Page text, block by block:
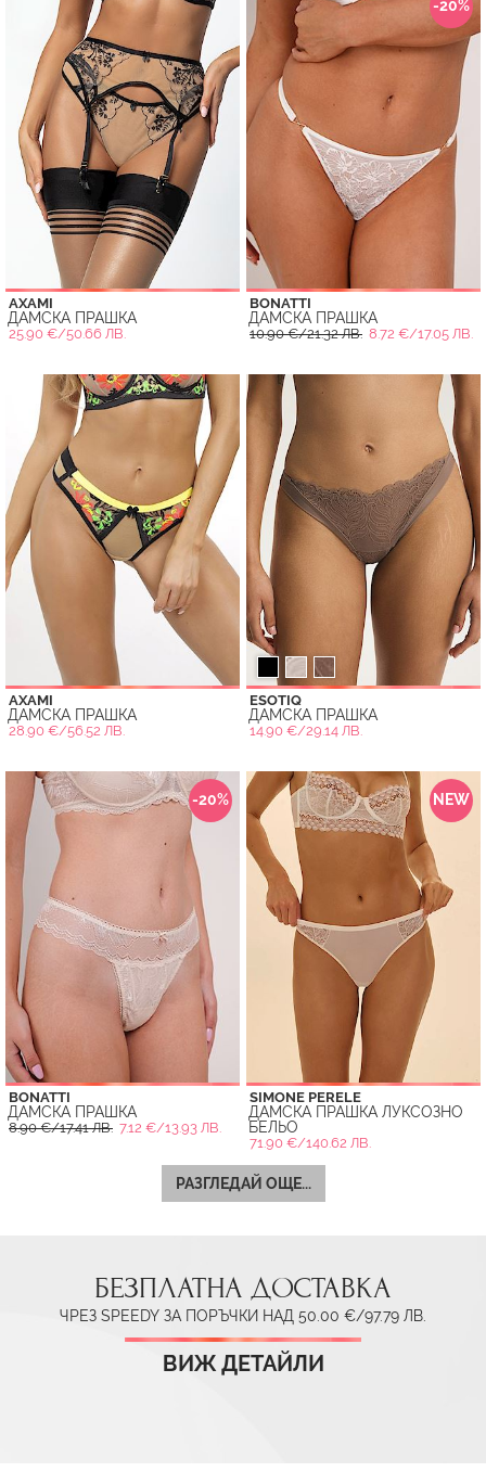
AXAMI
ДАМСКА ПРАШКА
25.90 €/50.66 ЛВ.
-20%
BONATTI
ДАМСКА ПРАШКА
10.90 €/21.32 ЛВ. 8.72 €/17.05 ЛВ.
AXAMI
ДАМСКА ПРАШКА
28.90 €/56.52 ЛВ.
ESOTIQ
ДАМСКА ПРАШКА
14.90 €/29.14 ЛВ.
-20%
BONATTI
ДАМСКА ПРАШКА
8.90 €/17.41 ЛВ. 7.12 €/13.93 ЛВ.
NEW
SIMONE PERELE
ДАМСКА ПРАШКА ЛУКСОЗНО
БЕЛЬО
71.90 €/140.62 ЛВ.
РАЗГЛЕДАЙ ОЩЕ...
БЕЗПЛАТНА ДОСТАВКА
ЧРЕЗ SPEEDY ЗА ПОРЪЧКИ НАД 50.00 €/97.79 ЛВ.
ВИЖ ДЕТАЙЛИ